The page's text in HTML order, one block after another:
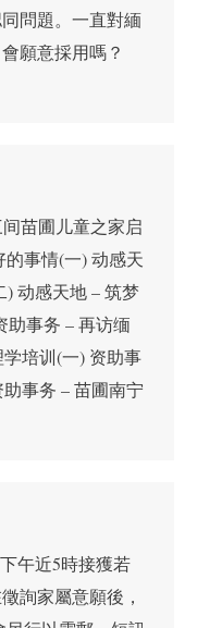
問題。一直對緬
願意採用嗎？
苗圃儿童之家启
事情(一) 动感天
动感天地 – 筑梦
助事务 – 再访缅
培训(一) 资助事
事务 – 苗圃南宁
午近5時接獲若
詢家屬意願後，